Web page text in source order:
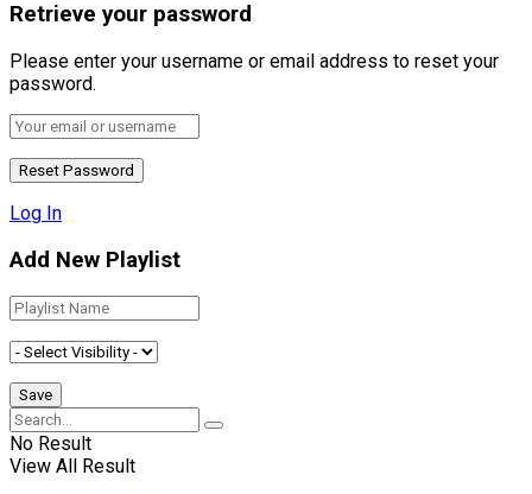
Retrieve your password
Please enter your username or email address to reset your
password.
Log In
Add New Playlist
No Result
View All Result